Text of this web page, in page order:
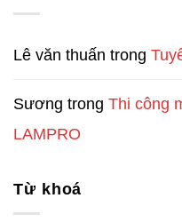
Lê văn thuấn trong
Sương trong Thi công
LAMPRO
Từ khoá